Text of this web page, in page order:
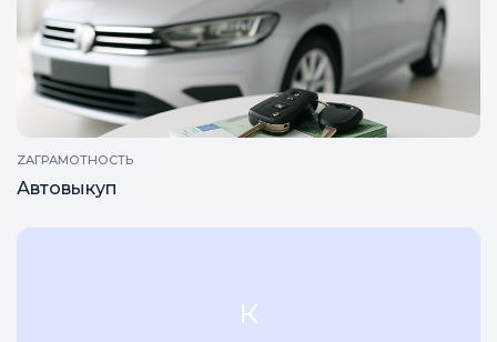
ZAГРАМОТНОСТЬ
Автовыкуп
к